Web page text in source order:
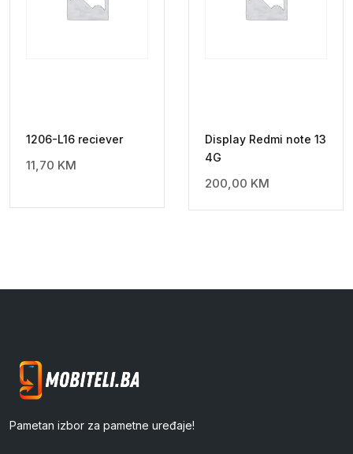
1206-L16 reciever
11,70 KM
Display Redmi note 13
4G
200,00 KM
Pametan izbor za pametne uređaje!